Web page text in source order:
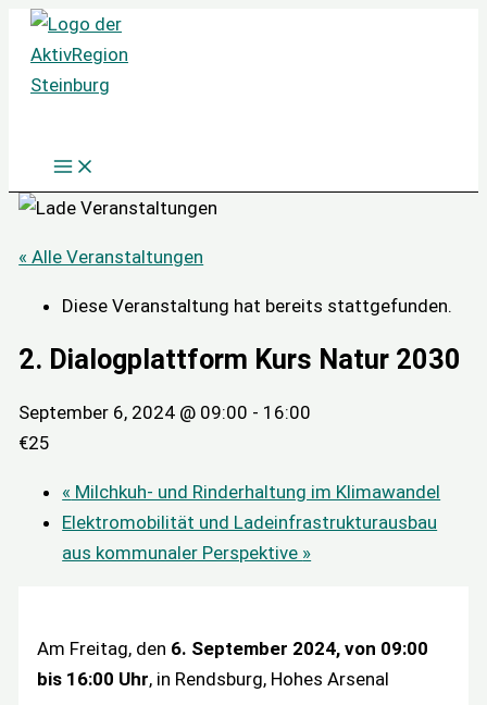
Zum
Inhalt
springen
« Alle Veranstaltungen
Diese Veranstaltung hat bereits stattgefunden.
2. Dialogplattform Kurs Natur 2030
September 6, 2024 @ 09:00 - 16:00
€25
« Milchkuh- und Rinderhaltung im Klimawandel
Elektromobilität und Ladeinfrastrukturausbau
aus kommunaler Perspektive »
Am Freitag, den 6. September 2024, von 09:00
bis 16:00 Uhr, in Rendsburg, Hohes Arsenal